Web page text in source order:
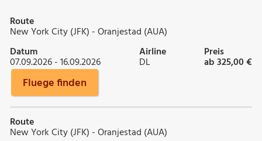
Route
New York City (JFK) - Oranjestad (AUA)
Datum
07.09.2026 - 16.09.2026
Airline
DL
Preis
ab 325,00 €
Fluege finden
Route
New York City (JFK) - Oranjestad (AUA)